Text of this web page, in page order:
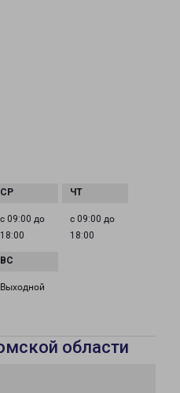
с 09:00 до
18:00
с 09:00 до
18:00
Выходной
области